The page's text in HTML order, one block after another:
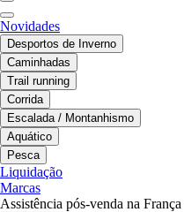
Novidades
Desportos de Inverno
Caminhadas
Trail running
Corrida
Escalada / Montanhismo
Aquático
Pesca
Liquidação
Marcas
Assistência pós-venda na França